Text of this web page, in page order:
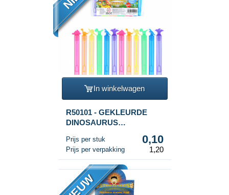
In winkelwagen
R50101 - GEKLEURDE
DINOSAURUS
(1 Verpakking a 12st.)
Prijs per stuk 0,10
Prijs per verpakking 1,20